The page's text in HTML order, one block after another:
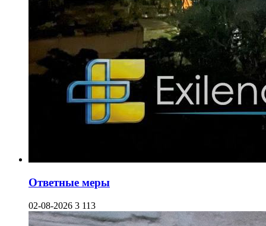
Ответные меры
02-08-2026 3 113